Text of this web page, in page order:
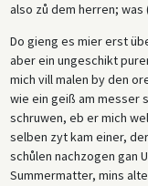
also zů dem herren;
Do gieng es mier erst
aber ein ungeschikt
mich vill malen by den
wie ein geiß am messer
schruwen, eb er mich
selben zyt kam einer,
schůlen nachzogen gan
Summermatter, mins